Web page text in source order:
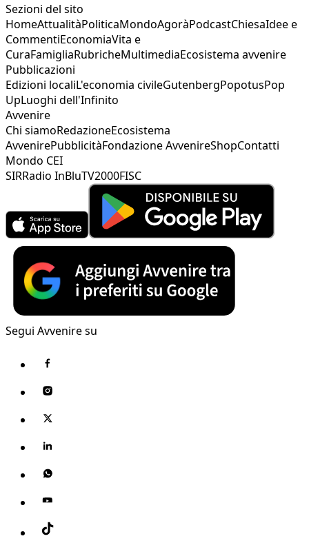
Sezioni del sito
HomeAttualitàPoliticaMondoAgoràPodcastChiesaIdee e
CommentiEconomiaVita e
CuraFamigliaRubricheMultimediaEcosistema avvenire
Pubblicazioni
Edizioni localiL'economia civileGutenbergPopotusPop
UpLuoghi dell'Infinito
Avvenire
Chi siamoRedazioneEcosistema
AvvenirePubblicitàFondazione AvvenireShopContatti
Mondo CEI
SIRRadio InBluTV2000FISC
Segui Avvenire su